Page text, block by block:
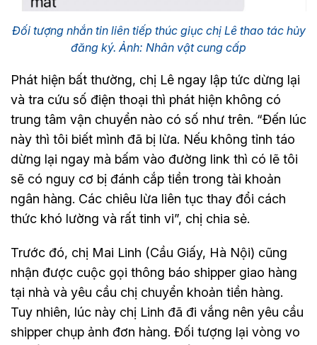
Đối tượng nhắn tin liên tiếp thúc giục chị Lê thao tác hủy
đăng ký. Ảnh: Nhân vật cung cấp
Phát hiện bất thường, chị Lê ngay lập tức dừng lại
và tra cứu số điện thoại thì phát hiện không có
trung tâm vận chuyển nào có số như trên. “Đến lúc
này thì tôi biết mình đã bị lừa. Nếu không tỉnh táo
dừng lại ngay mà bấm vào đường link thì có lẽ tôi
sẽ có nguy cơ bị đánh cắp tiền trong tài khoản
ngân hàng. Các chiêu lừa liên tục thay đổi cách
thức khó lường và rất tinh vi”, chị chia sẻ.
Trước đó, chị Mai Linh (Cầu Giấy, Hà Nội) cũng
nhận được cuộc gọi thông báo shipper giao hàng
tại nhà và yêu cầu chị chuyển khoản tiền hàng.
Tuy nhiên, lúc này chị Linh đã đi vắng nên yêu cầu
shipper chụp ảnh đơn hàng. Đối tượng lại vòng vo